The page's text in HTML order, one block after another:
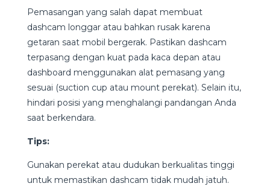
Pemasangan yang salah dapat membuat
dashcam longgar atau bahkan rusak karena
getaran saat mobil bergerak. Pastikan dashcam
terpasang dengan kuat pada kaca depan atau
dashboard menggunakan alat pemasang yang
sesuai (suction cup atau mount perekat). Selain itu,
hindari posisi yang menghalangi pandangan Anda
saat berkendara.
Tips:
Gunakan perekat atau dudukan berkualitas tinggi
untuk memastikan dashcam tidak mudah jatuh.